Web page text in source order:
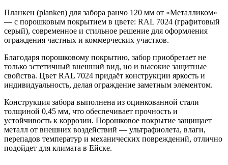
Планкен (planken) для забора ранчо 120 мм от «Металликом»
— с порошковым покрытием в цвете: RAL 7024 (графитовый
серый), современное и стильное решение для оформления
ограждения частных и коммерческих участков.
Благодаря порошковому покрытию, забор приобретает не
только эстетичный внешний вид, но и высокие защитные
свойства. Цвет RAL 7024 придаёт конструкции яркость и
индивидуальность, делая ограждение заметным элементом.
Конструкция забора выполнена из оцинкованной стали
толщиной 0,45 мм, что обеспечивает прочность и
устойчивость к коррозии. Порошковое покрытие защищает
металл от внешних воздействий — ультрафиолета, влаги,
перепадов температур и механических повреждений, отлично
подойдет для климата в Ейске.